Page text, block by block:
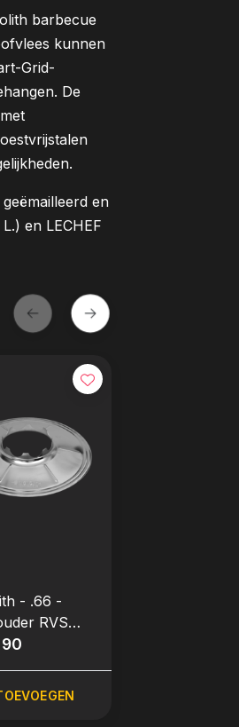
barbecue
kunnen
Grid-
De
en
en LECHEF
- .66 -
RVS